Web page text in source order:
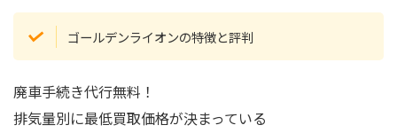
ゴールデンライオンの特徴と評判
廃車手続き代行無料！
排気量別に最低買取価格が決まっている